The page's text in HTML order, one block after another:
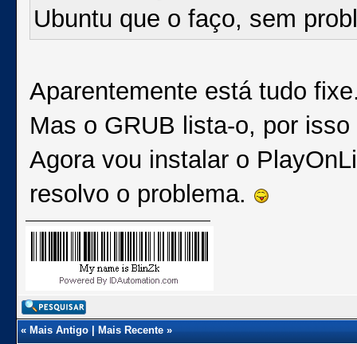
Ubuntu que o faço, sem
Aparentemente está tudo
Mas o GRUB lista-o, por
Agora vou instalar o
resolvo o problema.
«Mais Antigo|Mais Recente»